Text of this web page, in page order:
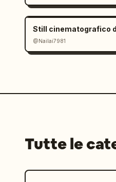
@Nailai7981
Tutte le